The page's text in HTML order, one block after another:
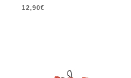
12,90€